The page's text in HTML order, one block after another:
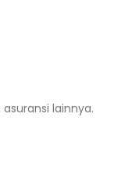
lainnya.